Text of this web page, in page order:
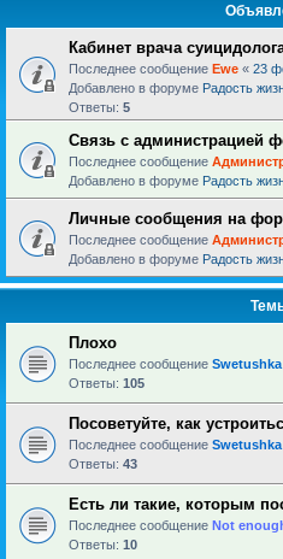
Кабинет врача
Последнее сообщение Ewe « 23
Добавлено в форуме Радость
Ответы: 5
Связь с администрацией
Последнее сообщение
Добавлено в форуме Радость
Личные сообщения на
Последнее сообщение
Добавлено в форуме Радость
Плохо
Последнее сообщение Swetushka
Ответы: 105
Посоветуйте, как
Последнее сообщение Swetushka
Ответы: 43
Есть ли такие, которым
Последнее сообщение Not
Ответы: 10